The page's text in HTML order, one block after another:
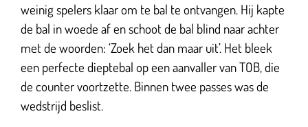
weinig spelers klaar om te bal te ontvangen. Hij kapte
de bal in woede af en schoot de bal blind naar achter
met de woorden: ‘Zoek het dan maar uit’. Het bleek
een perfecte dieptebal op een aanvaller van TOB, die
de counter voortzette. Binnen twee passes was de
wedstrijd beslist.